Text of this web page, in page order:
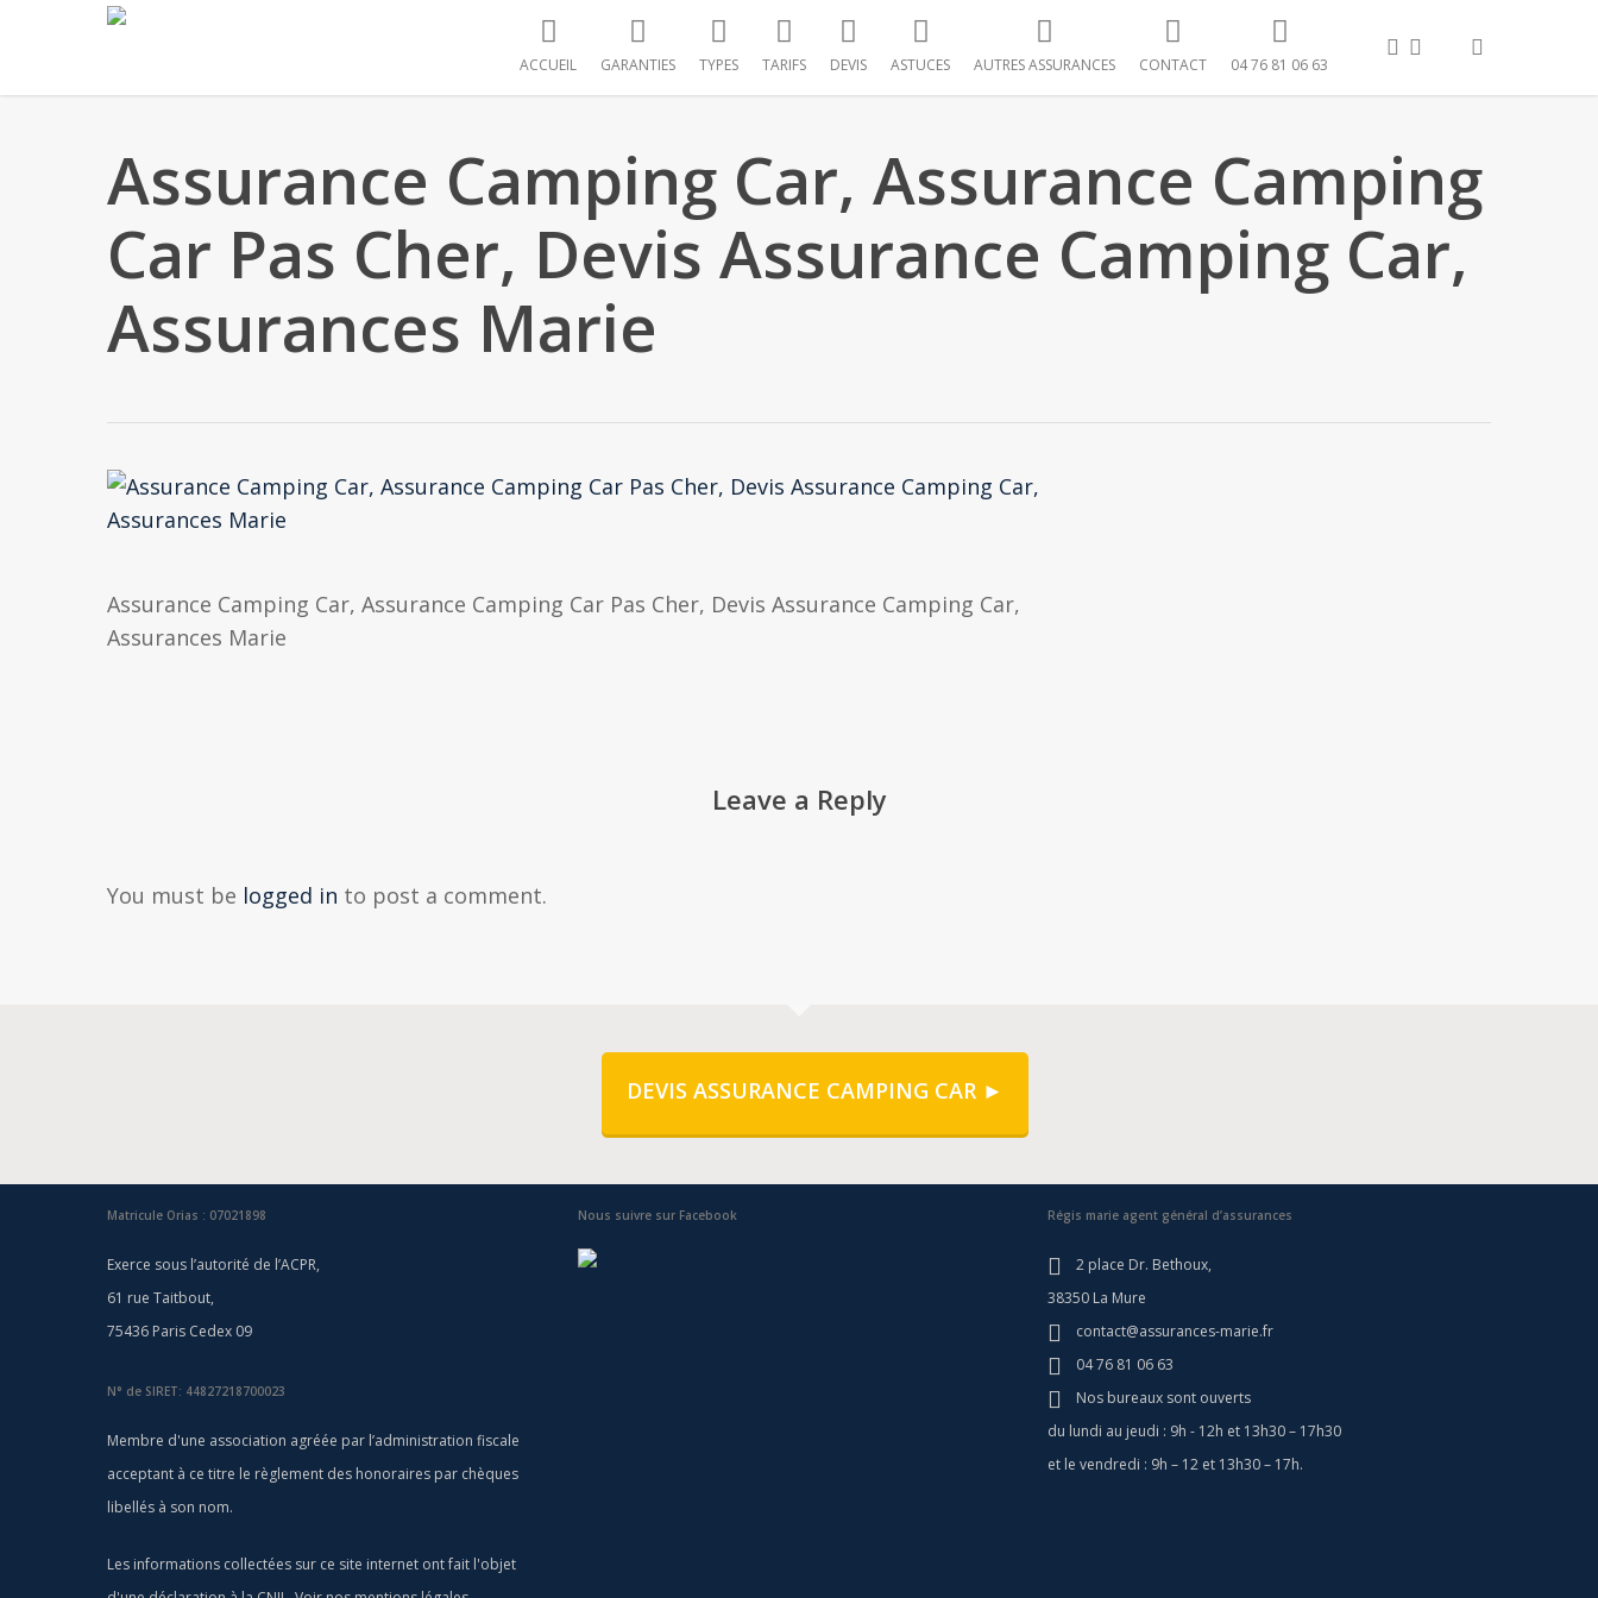
ACCUEIL GARANTIES TYPES TARIFS DEVIS ASTUCES AUTRES ASSURANCES CONTACT 04 76 81 06 63
FACEBOOK
LINKEDIN
Assurance Camping Car, Assurance Camping
Car Pas Cher, Devis Assurance Camping Car,
Assurances Marie
Assurance Camping Car, Assurance Camping Car Pas Cher, Devis Assurance Camping Car,
Assurances Marie
Leave a Reply
You must be logged in to post a comment.
DEVIS ASSURANCE CAMPING CAR ►
Matricule Orias : 07021898
Exerce sous l’autorité de l’ACPR,
61 rue Taitbout,
75436 Paris Cedex 09
N° de SIRET: 44827218700023
Membre d'une association agréée par l’administration fiscale
acceptant à ce titre le règlement des honoraires par chèques
libellés à son nom.
Les informations collectées sur ce site internet ont fait l'objet
Nous suivre sur Facebook Régis marie agent général d’assurances
2 place Dr. Bethoux,
38350 La Mure
contact@assurances-marie.fr
04 76 81 06 63
Nos bureaux sont ouverts
du lundi au jeudi : 9h - 12h et 13h30 – 17h30
et le vendredi : 9h – 12 et 13h30 – 17h.